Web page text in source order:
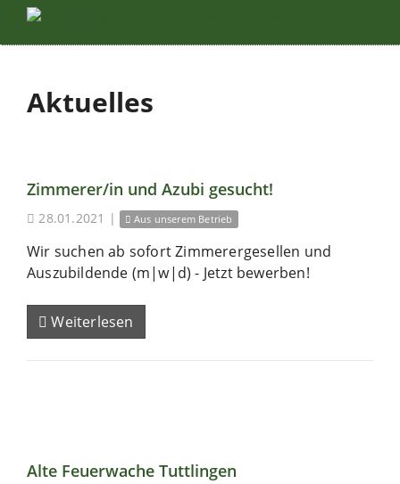
Aktuelles
Zimmerer/in und Azubi gesucht!
28.01.2021 | Aus unserem Betrieb
Wir suchen ab sofort Zimmerergesellen und
Auszubildende (m|w|d) - Jetzt bewerben!
Weiterlesen
Alte Feuerwache Tuttlingen